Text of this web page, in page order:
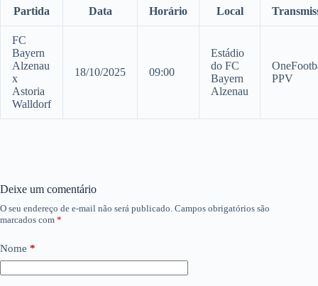
Partida Data Horário Local
FC
Bayern
Alzenau
x
Astoria
Walldorf
18/10/2025 09:00
Estádio
do FC
Bayern
Alzenau
PPV
Deixe um comentário
O seu endereço de e-mail não será publicado. Campos obrigatórios são
marcados com *
Nome *